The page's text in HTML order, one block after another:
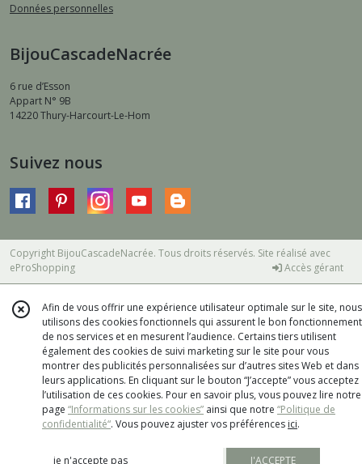
Données personnelles
BijouCascadeNacrée
6 rue d’Esson
Appart N° 9B
14220Thury-Harcourt-Le-Hom
Suivez nous
Copyright BijouCascadeNacrée. Tous droits réservés. Site réalisé avec
eProShopping
Accès gérant
Afin de vous offrir une expérience utilisateur optimale sur le site, nous
utilisons des cookies fonctionnels qui assurent le bon fonctionnement
de nos services et en mesurent l’audience. Certains tiers utilisent
également des cookies de suivi marketing sur le site pour vous
montrer des publicités personnalisées sur d’autres sites Web et dans
leurs applications. En cliquant sur le bouton “J’accepte” vous acceptez
l’utilisation de ces cookies. Pour en savoir plus, vous pouvez lire notre
page “Informations sur les cookies” ainsi que notre “Politique de
confidentialité“. Vous pouvez ajuster vos préférences ici.
je n'accepte pas J'ACCEPTE